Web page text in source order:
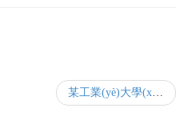
某工業(yè)大學(xué)全消聲室